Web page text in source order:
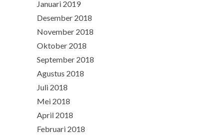
Januari 2019
Desember 2018
November 2018
Oktober 2018
September 2018
Agustus 2018
Juli 2018
Mei 2018
April 2018
Februari 2018